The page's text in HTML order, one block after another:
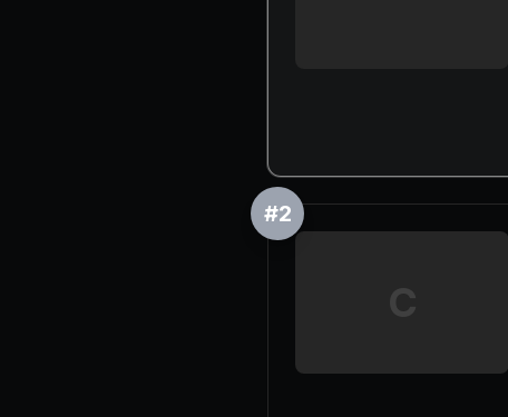
#2
C